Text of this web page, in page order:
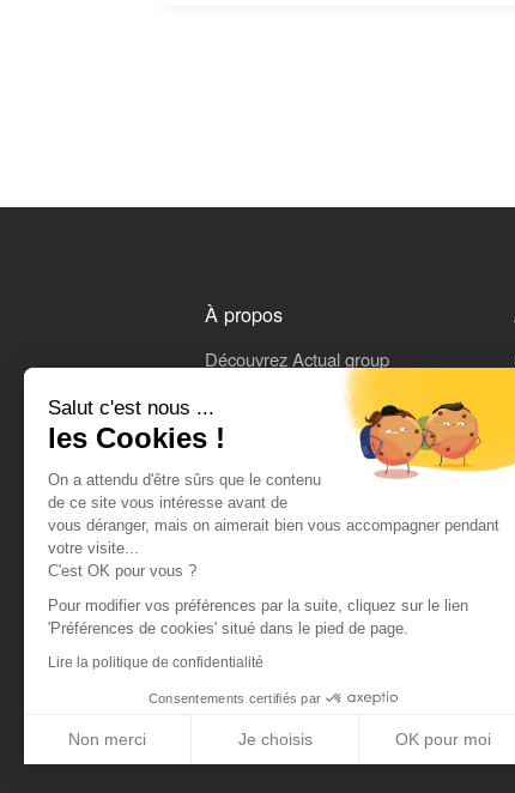
Salut c'est nous ...
les Cookies !
On a attendu d'être sûrs que le contenu
de ce site vous intéresse avant de
vous déranger, mais on aimerait bien vous accompagner pendant
votre visite...
C'est OK pour vous ?
Pour modifier vos préférences par la suite, cliquez sur le lien
'Préférences de cookies' situé dans le pied de page.
Lire la politique de confidentialité
Consentements certifiés par
Non merci Je choisis OK pour moi
À propos
Découvrez Actual group
On parle de nous
CGU
Données personnelles